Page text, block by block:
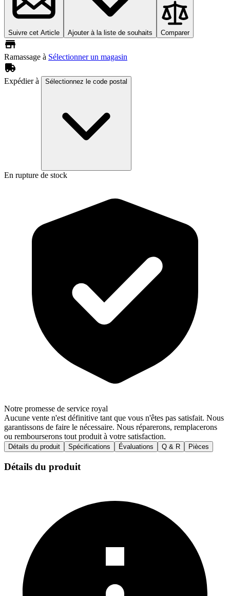
Suivre cet Article Ajouter à la liste de souhaits Comparer
Ramassage à Sélectionner un magasin
Expédier à Sélectionnez le code postal
En rupture de stock
Notre promesse de service royal
Aucune vente n'est définitive tant que vous n'êtes pas satisfait. Nous
garantissons de faire le nécessaire. Nous réparerons, remplacerons
ou rembourserons tout produit à votre satisfaction.
Détails du produit Spécifications Évaluations Q & R Pièces
Détails du produit